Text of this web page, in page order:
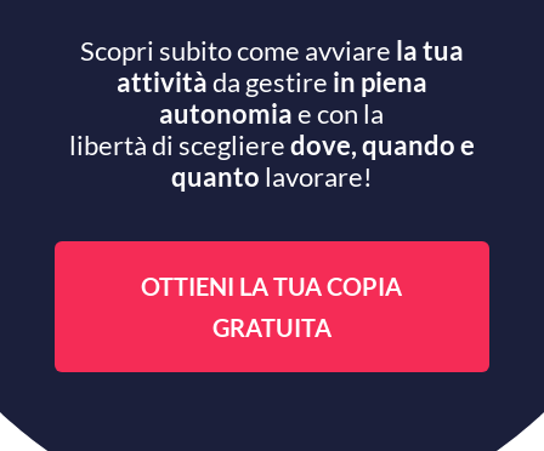
Scopri subito come avviare la tua
attivitàda gestire in piena
autonomiae con la
libertà di sceglieredove, quando e
quanto lavorare!
OTTIENI LA TUA COPIA
GRATUITA